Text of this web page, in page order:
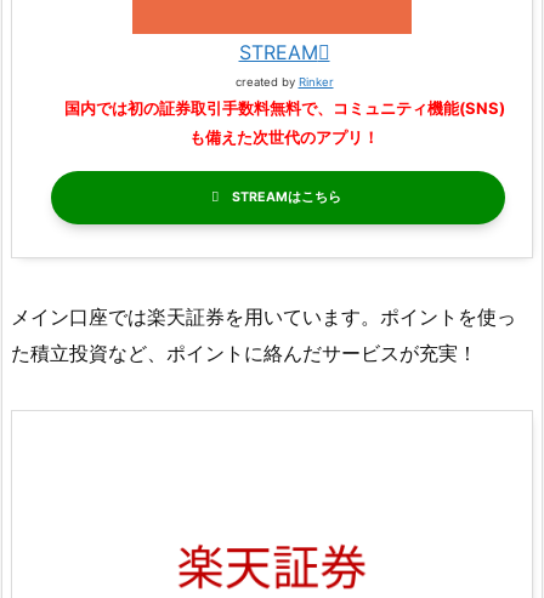
STREAM
created by Rinker
国内では初の証券取引手数料無料で、コミュニティ機能(SNS)
も備えた次世代のアプリ！
STREAM
メイン口座では楽天証券を用いています。ポイントを使っ
た積立投資など、ポイントに絡んだサービスが充実！